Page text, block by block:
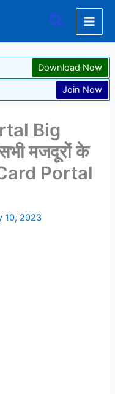
Search
Download Now
Join Now
Big
मजदूरों के
Portal
10, 2023